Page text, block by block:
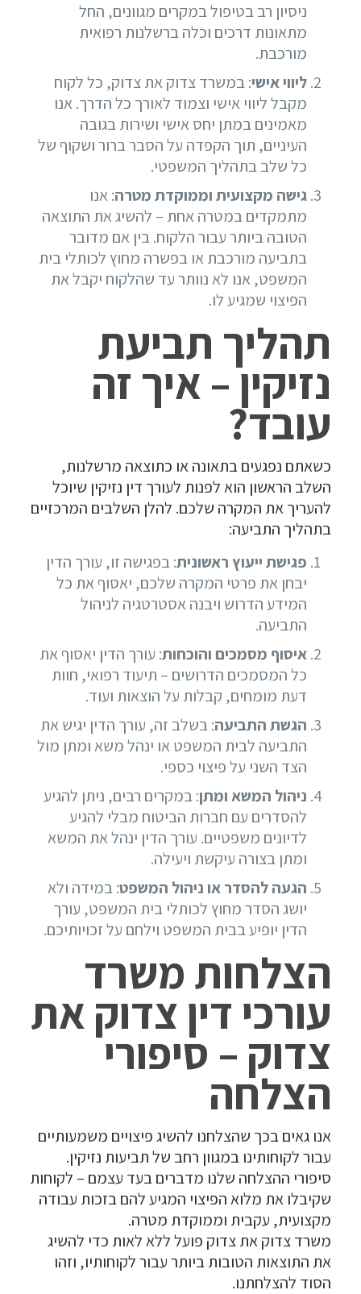
ניסיון רב בטיפול במקרים מגוונים, החל
מתאונות דרכים וכלה ברשלנות רפואית
מורכבת.
ליווי אישי: במשרד צדוק את צדוק, כל לקוח
מקבל ליווי אישי וצמוד לאורך כל הדרך. אנו
מאמינים במתן יחס אישי ושירות בגובה
העיניים, תוך הקפדה על הסבר ברור ושקוף של
כל שלב בתהליך המשפטי.
גישה מקצועית וממוקדת מטרה: אנו
מתמקדים במטרה אחת – להשיג את התוצאה
הטובה ביותר עבור הלקוח. בין אם מדובר
בתביעה מורכבת או בפשרה מחוץ לכותלי בית
המשפט, אנו לא נוותר עד שהלקוח יקבל את
הפיצוי שמגיע לו.
תהליך תביעת
נזיקין – איך זה
עובד?
כשאתם נפגעים בתאונה או כתוצאה מרשלנות,
השלב הראשון הוא לפנות לעורך דין נזיקין שיוכל
להעריך את המקרה שלכם. להלן השלבים המרכזיים
בתהליך התביעה:
פגישת ייעוץ ראשונית: בפגישה זו, עורך הדין
יבחן את פרטי המקרה שלכם, יאסוף את כל
המידע הדרוש ויבנה אסטרטגיה לניהול
התביעה.
איסוף מסמכים והוכחות: עורך הדין יאסוף את
כל המסמכים הדרושים – תיעוד רפואי, חוות
דעת מומחים, קבלות על הוצאות ועוד.
הגשת התביעה: בשלב זה, עורך הדין יגיש את
התביעה לבית המשפט או ינהל משא ומתן מול
הצד השני על פיצוי כספי.
ניהול המשא ומתן: במקרים רבים, ניתן להגיע
להסדרים עם חברות הביטוח מבלי להגיע
לדיונים משפטיים. עורך הדין ינהל את המשא
ומתן בצורה עיקשת ויעילה.
הגעה להסדר או ניהול המשפט: במידה ולא
יושג הסדר מחוץ לכותלי בית המשפט, עורך
הדין יופיע בבית המשפט וילחם על זכויותיכם.
הצלחות משרד
עורכי דין צדוק את
צדוק – סיפורי
הצלחה
אנו גאים בכך שהצלחנו להשיג פיצויים משמעותיים
עבור לקוחותינו במגוון רחב של תביעות נזיקין.
סיפורי ההצלחה שלנו מדברים בעד עצמם – לקוחות
שקיבלו את מלוא הפיצוי המגיע להם בזכות עבודה
מקצועית, עקבית וממוקדת מטרה.
משרד צדוק את צדוק פועל ללא לאות כדי להשיג
את התוצאות הטובות ביותר עבור לקוחותיו, וזהו
הסוד להצלחתנו.